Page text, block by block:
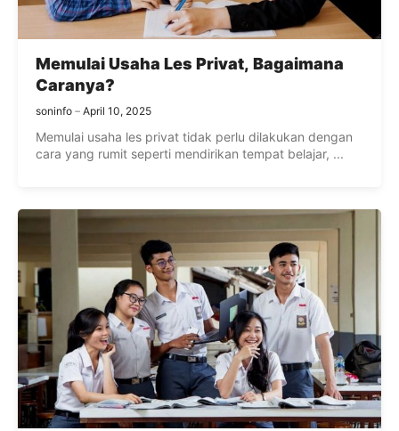
Memulai Usaha Les Privat, Bagaimana
Caranya?
soninfo April 10, 2025
Memulai usaha les privat tidak perlu dilakukan dengan
cara yang rumit seperti mendirikan tempat belajar, ...